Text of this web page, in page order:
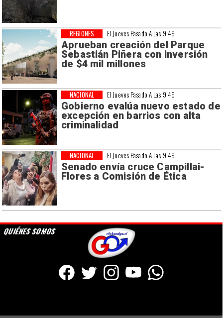
El Jueves Pasado A Las 9:49
Aprueban creación del Parque
Sebastián Piñera con inversión
de $4 mil millones
REGIONES
El Jueves Pasado A Las 9:49
Gobierno evalúa nuevo estado de
excepción en barrios con alta
criminalidad
NACIONAL
El Jueves Pasado A Las 9:49
Senado envía cruce Campillai-
Flores a Comisión de Ética
NACIONAL
QUIÉNES SOMOS